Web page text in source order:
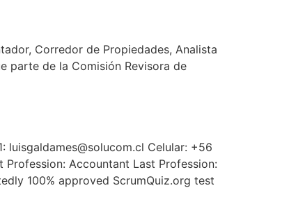
Corredor de Propiedades, Analista
parte de la Comisión Revisora de
luisgaldames@solucom.cl Celular: +56
Accountant Last Profession:
100% approved ScrumQuiz.org test